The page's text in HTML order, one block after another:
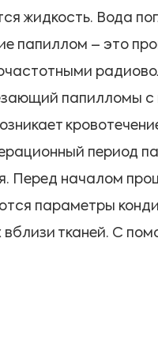
жидкость. Вода
папиллом – это
папилломы с
период
Перед началом
параметры
тканей. С